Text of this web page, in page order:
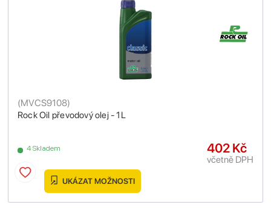
Rock Oil převodový olej - 1L
(MVCS9108)
4 Skladem 402 Kč
včetně DPH
UKÁZAT MOŽNOSTI